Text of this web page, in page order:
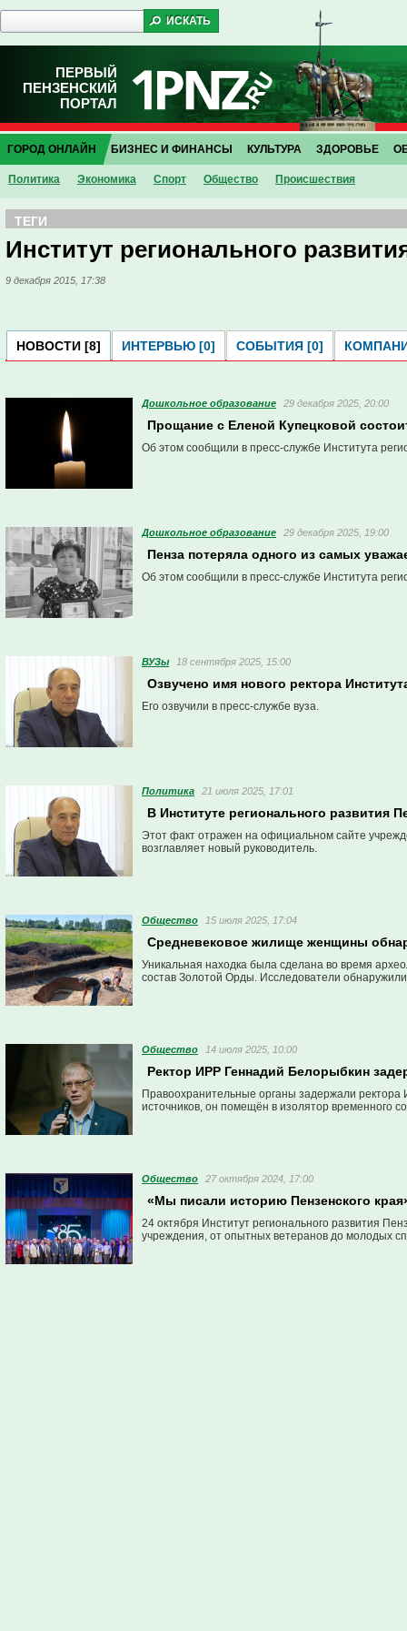
ПЕРВЫЙ
ПЕНЗЕНСКИЙ
ПОРТАЛ
ГОРОД ОНЛАЙН
Политика Экономика Спорт Общество Проиcшествия
БИЗНЕС И ФИНАНСЫ КУЛЬТУРА ЗДОРОВЬЕ
ТЕГИ
Институт регионального
9 декабря 2015, 17:38
НОВОСТИ [8] ИНТЕРВЬЮ [0] СОБЫТИЯ [0]
Дошкольное образование 29 декабря 2025, 20:00
Прощание с Еленой Купецковой
Об этом сообщили в пресс-службе Института
Дошкольное образование 29 декабря 2025, 19:00
Пенза потеряла одного из самых
Об этом сообщили в пресс-службе Института
ВУЗы 18 сентября 2025, 15:00
Озвучено имя нового ректора
Его озвучили в пресс-службе вуза.
Политика 21 июля 2025, 17:01
В Институте регионального развития
Этот факт отражен на официальном сайте
возглавляет новый руководитель.
Общество 15 июля 2025, 17:04
Средневековое жилище женщины
Уникальная находка была сделана во время
состав Золотой Орды. Исследователи
Общество 14 июля 2025, 10:00
Ректор ИРР Геннадий Белорыбкин
Правоохранительные органы задержали
источников, он помещён в изолятор временного
Общество 27 октября 2024, 17:00
«Мы писали историю Пензенского
24 октября Институт регионального развития
учреждения, от опытных ветеранов до молодых